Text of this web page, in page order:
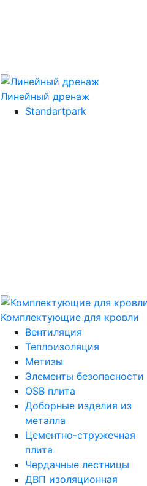
Линейный дренаж
Standartpark
Комплектующие для кровли
Вентиляция
Теплоизоляция
Метизы
Элементы безопасности
OSB плита
Доборные изделия из
металла
Цементно-стружечная
плита
Чердачные лестницы
ДВП изоляционная